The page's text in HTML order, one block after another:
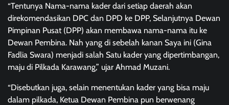
“Tentunya Nama-nama kader dari setiap daerah akan
direkomendasikan DPC dan DPD ke DPP, Selanjutnya Dewan
Pimpinan Pusat (DPP) akan membawa nama-nama itu ke
Dewan Pembina. Nah yang di sebelah kanan Saya ini (Gina
Fadlia Swara) menjadi salah Satu kader yang dipertimbangan,
maju di Pilkada Karawang,” ujar Ahmad Muzani.
“Disebutkan juga, selain menentukan kader yang bisa maju
dalam pilkada, Ketua Dewan Pembina pun berwenang